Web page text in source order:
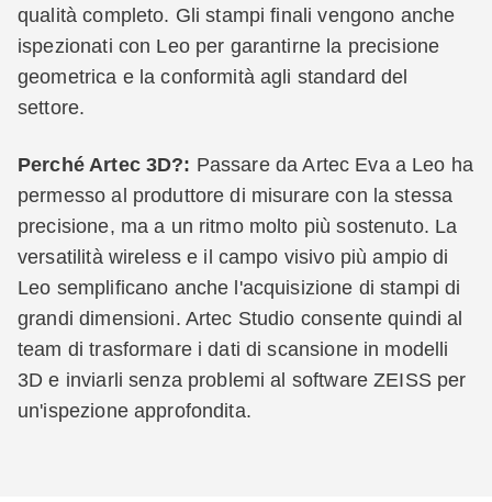
qualità completo. Gli stampi finali vengono anche
ispezionati con Leo per garantirne la precisione
geometrica e la conformità agli standard del
settore.
Perché Artec 3D?: Passare da Artec Eva a Leo ha
permesso al produttore di misurare con la stessa
precisione, ma a un ritmo molto più sostenuto. La
versatilità wireless e il campo visivo più ampio di
Leo semplificano anche l'acquisizione di stampi di
grandi dimensioni. Artec Studio consente quindi al
team di trasformare i dati di scansione in modelli
3D e inviarli senza problemi al software ZEISS per
un'ispezione approfondita.